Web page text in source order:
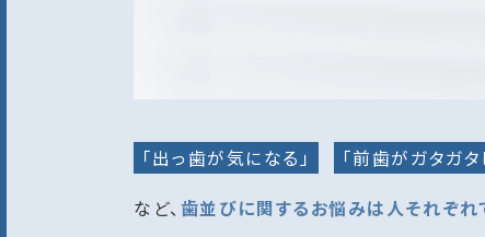
「出っ歯が気になる」 「前歯がガタガタ
など、 歯並びに関するお悩みは人それぞれ